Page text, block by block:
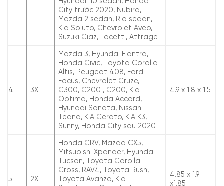
Hyundai i10 sedan, Honda
City trước 2020, Nubira,
Mazda 2 sedan, Rio sedan,
Kia Soluto, Chevrolet Aveo,
Suzuki Ciaz, Lacetti, Attrage
4 3XL
Mazda 3, Hyundai Elantra,
Honda Civic, Toyota Corolla
Altis, Peugeot 408, Ford
Focus, Chevrolet Cruze,
C300, C200 , C200, Kia
Optima, Honda Accord,
Hyundai Sonata, Nissan
Teana, KIA Cerato, KIA K3,
Sunny, Honda City sau 2020
4.9 x 1.8 x 1.5
5 2XL
Honda CRV, Mazda CX5,
Mitsubishi Xpander, Hyundai
Tucson, Toyota Corolla
Cross, RAV4, Toyota Rush,
Toyota Avanza, Kia
4.85 x 1.9
x1.85